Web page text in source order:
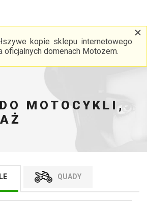
kopie sklepu internetowego.
oficjalnych domenach Motozem.
MOTOCYKLI,
QUADY